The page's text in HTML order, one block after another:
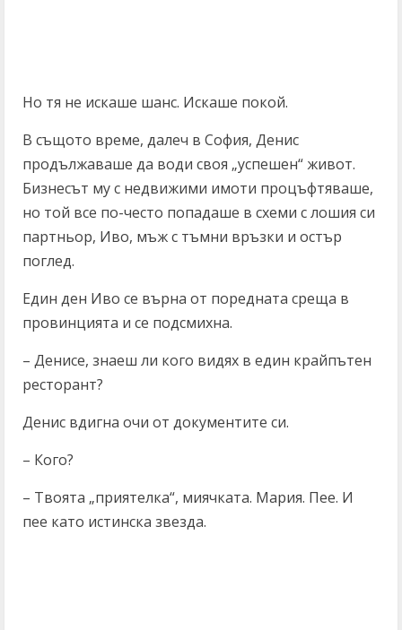
Но тя не искаше шанс. Искаше покой.
В същото време, далеч в София, Денис
продължаваше да води своя „успешен“ живот.
Бизнесът му с недвижими имоти процъфтяваше,
но той все по-често попадаше в схеми с лошия си
партньор, Иво, мъж с тъмни връзки и остър
поглед.
Един ден Иво се върна от поредната среща в
провинцията и се подсмихна.
– Денисе, знаеш ли кого видях в един крайпътен
ресторант?
Денис вдигна очи от документите си.
– Кого?
– Твоята „приятелка“, миячката. Мария. Пее. И
пее като истинска звезда.